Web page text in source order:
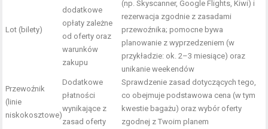
Lot (bilety)
dodatkowe
opłaty zależne
od oferty oraz
warunków
zakupu
(np. Skyscanner, Google Flights, Kiwi) i
rezerwacja zgodnie z zasadami
przewoźnika; pomocne bywa
planowanie z wyprzedzeniem (w
przykładzie: ok. 2–3 miesiące) oraz
unikanie weekendów
Przewoźnik
(linie
niskokosztowe)
Dodatkowe
płatności
wynikające z
zasad oferty
Sprawdzenie zasad dotyczących tego,
co obejmuje podstawowa cena (w tym
kwestie bagażu) oraz wybór oferty
zgodnej z Twoim planem